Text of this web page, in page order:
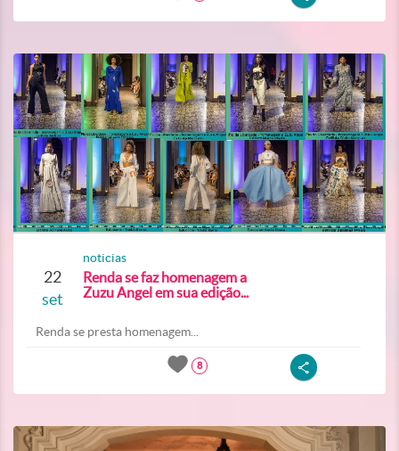
22
set
noticias
Renda se faz homenagem a
Zuzu Angel em sua edição...
Renda se presta homenagem...
8